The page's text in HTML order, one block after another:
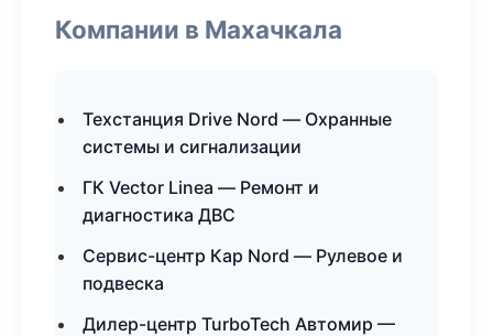
Компании в Махачкала
Техстанция Drive Nord — Охранные
системы и сигнализации
ГК Vector Linea — Ремонт и
диагностика ДВС
Сервис-центр Кар Nord — Рулевое и
подвеска
Дилер-центр TurboTech Автомир —